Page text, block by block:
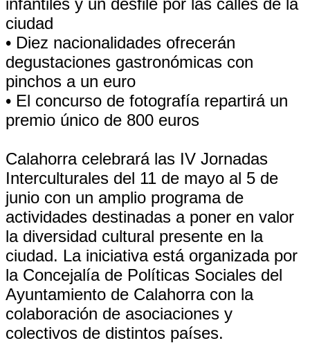
infantiles y un desfile por las calles de la
ciudad
• Diez nacionalidades ofrecerán
degustaciones gastronómicas con
pinchos a un euro
• El concurso de fotografía repartirá un
premio único de 800 euros
Calahorra celebrará las IV Jornadas
Interculturales del 11 de mayo al 5 de
junio con un amplio programa de
actividades destinadas a poner en valor
la diversidad cultural presente en la
ciudad. La iniciativa está organizada por
la Concejalía de Políticas Sociales del
Ayuntamiento de Calahorra con la
colaboración de asociaciones y
colectivos de distintos países.